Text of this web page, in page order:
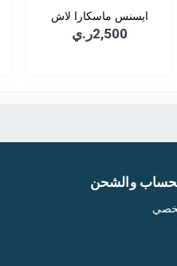
ايسنس ماسكارا لاش
برنسس...
2,500ر.ي
والشحن